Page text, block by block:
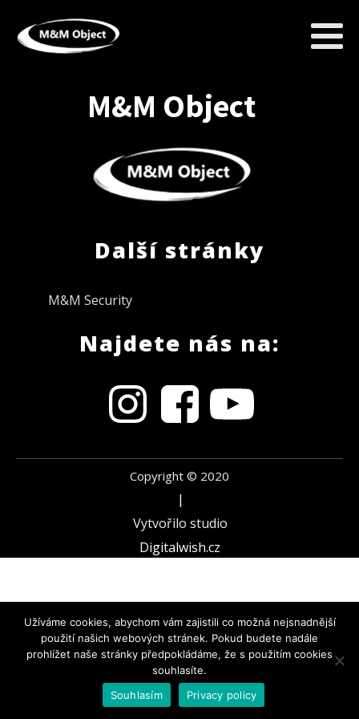
M&M Object
Další stránky
M&M Security
Najdete nás na:
Copyright © 2020
|
Vytvořilo studio
Digitalwish.cz
Užíváme cookies, abychom vám zajistili co možná nejsnadnější
použití našich webových stránek. Pokud budete nadále
prohlížet naše stránky předpokládáme, že s použitím cookies
souhlasíte.
Souhlasím
Privacy policy